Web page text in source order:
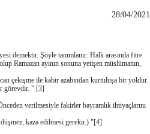
28/04/2021
demektir. Şöyle tanımlanır: Halk arasında fitre
Ramazan ayının sonuna yetişen müslümanın,
çekişme ile kabir azabından kurtuluşa bir yoldur.
görevdir. " [3]
verilmesiyle fakirler bayramlık ihtiyaçlarını
düşmez, kaza edilmesi gerekir.) "[4]